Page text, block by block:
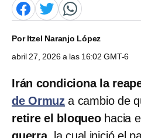
PorItzel Naranjo López
abril 27, 2026 a las 16:02 GMT-6
Irán condiciona la
de Ormuz a cambio de
retire el bloqueohacia